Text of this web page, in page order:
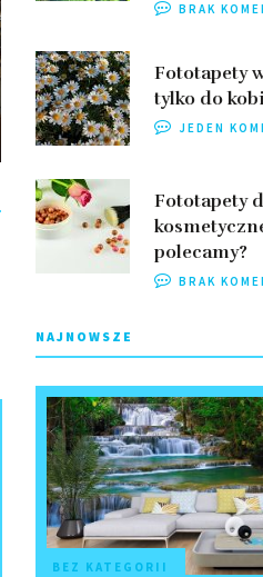
BRAK
Fototapety
tylko do
JEDEN
Fototapety
polecamy?
BRAK
NAJNOWSZE
BEZ KATEGORII